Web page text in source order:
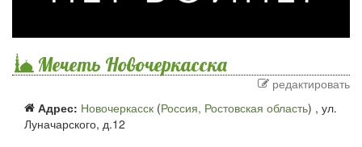
Мечеть Новочеркасска
редактировать
Адрес: Новочеркасск (Россия, Ростовская область) , ул.
Луначарского, д.12